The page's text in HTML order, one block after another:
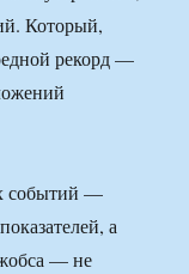
Который,
рекорд —
событий —
а
— не